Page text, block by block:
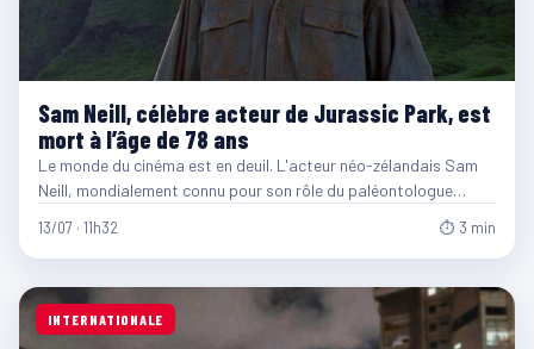
Sam Neill, célèbre acteur de Jurassic Park, est
mort à l’âge de 78 ans
Le monde du cinéma est en deuil. L'acteur néo-zélandais Sam
Neill, mondialement connu pour son rôle du paléontologue…
13/07 · 11h32 ⏱ 3 min
INTERNATIONALE